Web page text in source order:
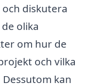
diskutera
olika
om hur de
och vilka
kan